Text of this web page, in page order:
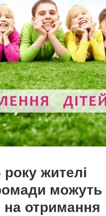
жителі
можуть
на отримання